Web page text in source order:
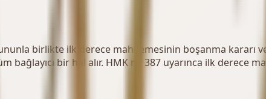
birlikte ilk derece mahkemesinin boşanma kararı
bir hal alır. HMK m. 387 uyarınca ilk derece